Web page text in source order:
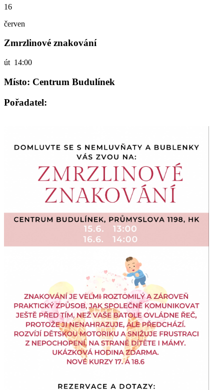
16
červen
Zmrzlinové znakování
út 14:00
Místo: Centrum Budulínek
Pořadatel: